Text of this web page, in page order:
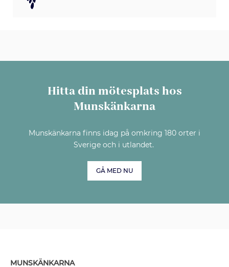
Hitta din mötesplats hos
Munskänkarna
Munskänkarna finns idag på omkring 180 orter i
Sverige och i utlandet.
GÅ MED NU
MUNSKÄNKARNA